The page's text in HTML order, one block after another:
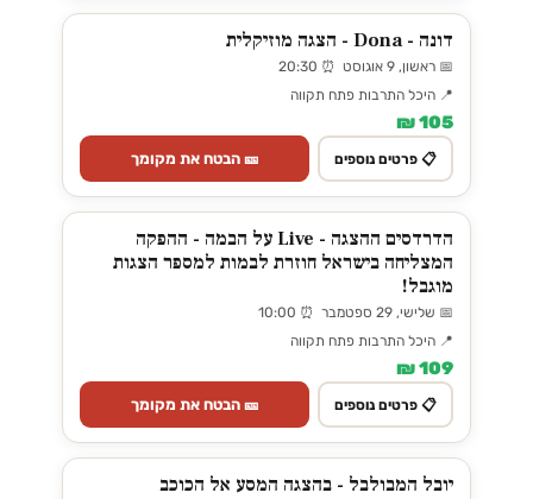
דונה - Dona - הצגה מוזיקלית
📅 ראשון, 9 אוגוסט ⏰ 20:30
📍 היכל התרבות פתח תקווה
105 ₪
📋 פרטים נוספים 🎫 הבטח את מקומך
הדרדסים ההצגה - Live על הבמה - ההפקה
המצליחה בישראל חוזרת לבמות למספר הצגות
מוגבל!
📅 שלישי, 29 ספטמבר ⏰ 10:00
📍 היכל התרבות פתח תקווה
109 ₪
📋 פרטים נוספים 🎫 הבטח את מקומך
יובל המבולבל - בהצגה המסע אל הכוכב